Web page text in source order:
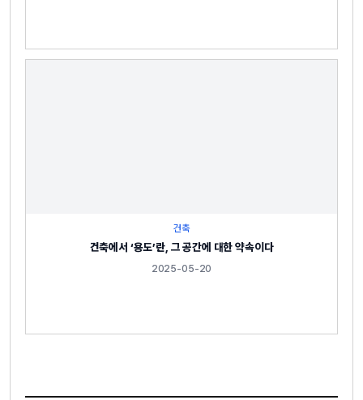
건축
건축에서 ‘용도’란, 그 공간에 대한 약속이다
2025-05-20